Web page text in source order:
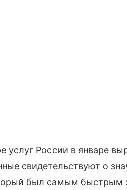
услуг России в январе
свидетельствуют о
был самым быстрым